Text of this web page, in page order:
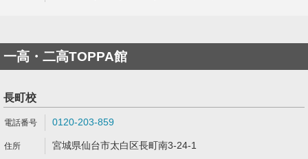
一高・二高TOPPA館
長町校
0120-203-859
宮城県仙台市太白区長町南3-24-1